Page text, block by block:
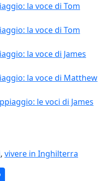
la voce di Tom
la voce di Tom
la voce di James
la voce di Matthew
le voci di James
, vivere in Inghilterra